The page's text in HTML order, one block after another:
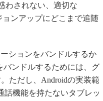
わされない、適切な
ンアップにどこまで追随
ションをバンドルするか
バンドルするためには、グ
ただし、Androidの実装範
話機能を持たないタブレッ